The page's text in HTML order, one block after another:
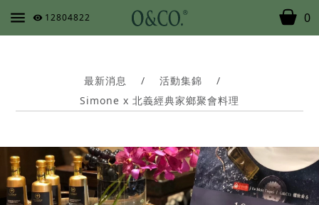
12804822 0
最新消息 / 活動集錦
/
Simone x 北義經典家鄉聚會料理